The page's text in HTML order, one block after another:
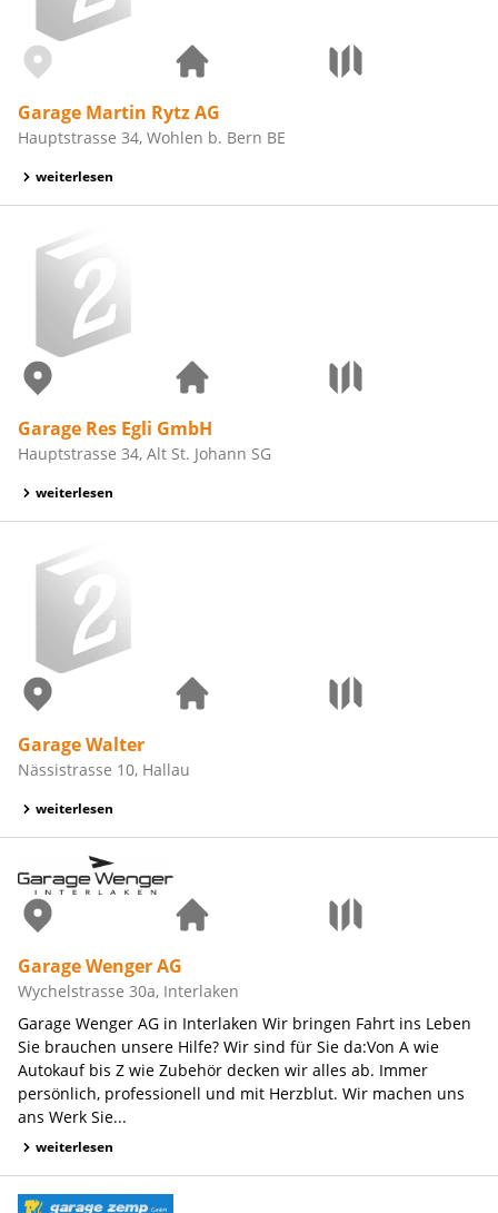
Garage Martin Rytz AG
Hauptstrasse 34, Wohlen b. Bern BE
weiterlesen
Garage Res Egli GmbH
Hauptstrasse 34, Alt St. Johann SG
weiterlesen
Garage Walter
Nässistrasse 10, Hallau
weiterlesen
Garage Wenger AG
Wychelstrasse 30a, Interlaken
Garage Wenger AG in Interlaken Wir bringen Fahrt ins Leben
Sie brauchen unsere Hilfe? Wir sind für Sie da:Von A wie
Autokauf bis Z wie Zubehör decken wir alles ab. Immer
persönlich, professionell und mit Herzblut. Wir machen uns
ans Werk Sie...
weiterlesen